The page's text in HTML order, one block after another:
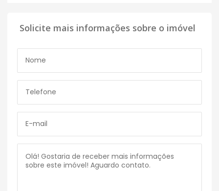
Solicite mais informações sobre o imóvel